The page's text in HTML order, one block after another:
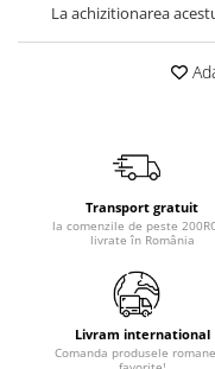
La achizitionarea
Transport gratuit
la comenzile de peste
livrate în România
Livram international
Comanda produsele